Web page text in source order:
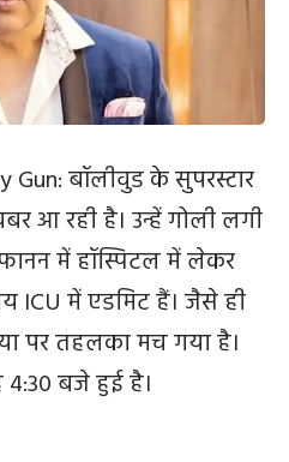
बॉलीवुड के सुपरस्टार
आ रही है। उन्हें गोली लगी
में हॉस्पिटल में लेकर
ICU में एडमिट हैं। जैसे ही
पर तहलका मच गया है।
बजे हुई है।